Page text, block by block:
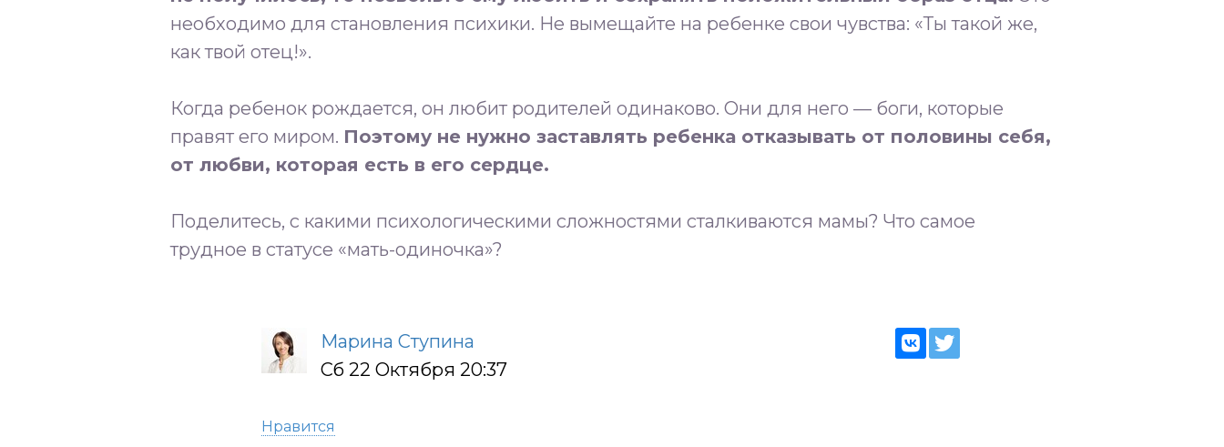
необходимо для становления психики. Не вымещайте на ребенке свои чувства: «Ты такой же,
как твой отец!».
Когда ребенок рождается, он любит родителей одинаково. Они для него — боги, которые
правят его миром. Поэтому не нужно заставлять ребенка отказывать от половины себя,
от любви, которая есть в его сердце.
Поделитесь, с какими психологическими сложностями сталкиваются мамы? Что самое
трудное в статусе «мать-одиночка»?
Марина Ступина
Сб 22 Октября 20:37
Нравится